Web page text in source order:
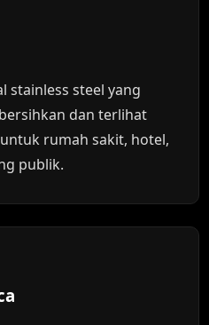
stainless steel yang
dan terlihat
rumah sakit, hotel,
publik.